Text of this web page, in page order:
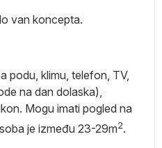
van koncepta.
podu, klimu, telefon, TV,
na dan dolaska),
Mogu imati pogled na
je između 23-29m2.